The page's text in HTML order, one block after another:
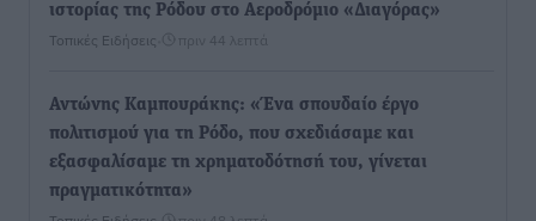
ιστορίας της Ρόδου στο Αεροδρόμιο «Διαγόρας»
Τοπικές Ειδήσεις πριν 44 λεπτά
Αντώνης Καμπουράκης: «Ένα σπουδαίο έργο
πολιτισμού για τη Ρόδο, που σχεδιάσαμε και
εξασφαλίσαμε τη χρηματοδότησή του, γίνεται
πραγματικότητα»